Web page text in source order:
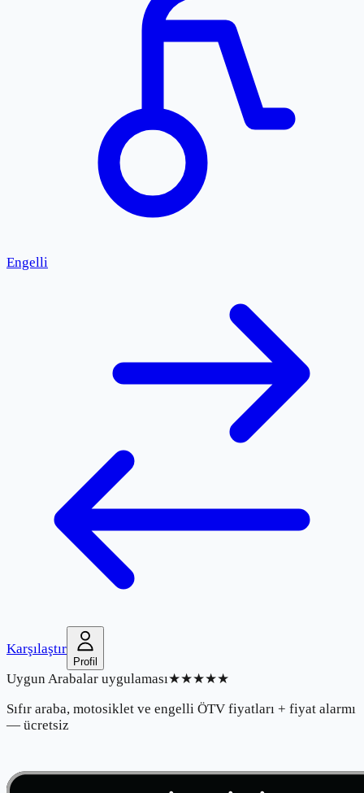
Engelli
Karşılaştır
Profil
Uygun Arabalar uygulaması★★★★★
Sıfır araba, motosiklet ve engelli ÖTV fiyatları + fiyat alarmı
— ücretsiz